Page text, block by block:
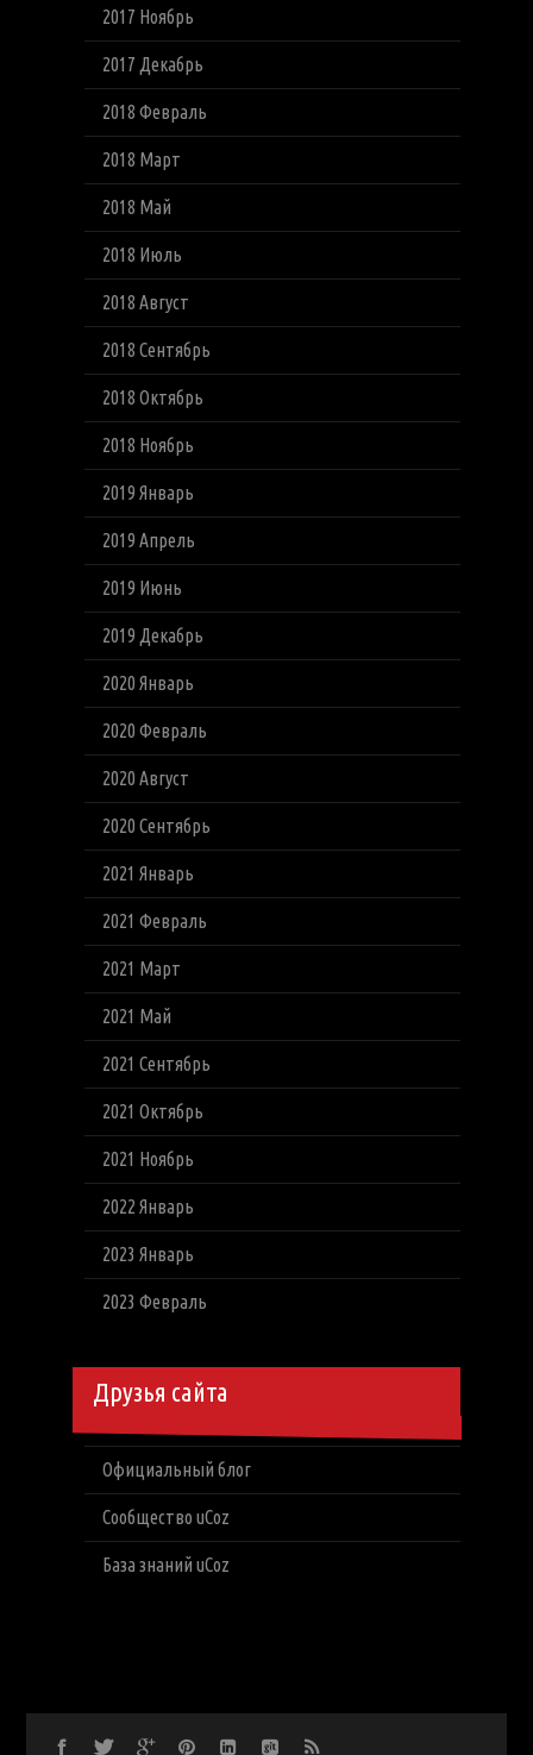
2017 Ноябрь
2017 Декабрь
2018 Февраль
2018 Март
2018 Май
2018 Июль
2018 Август
2018 Сентябрь
2018 Октябрь
2018 Ноябрь
2019 Январь
2019 Апрель
2019 Июнь
2019 Декабрь
2020 Январь
2020 Февраль
2020 Август
2020 Сентябрь
2021 Январь
2021 Февраль
2021 Март
2021 Май
2021 Сентябрь
2021 Октябрь
2021 Ноябрь
2022 Январь
2023 Январь
2023 Февраль
Друзья сайта
Официальный блог
Сообщество uCoz
База знаний uCoz